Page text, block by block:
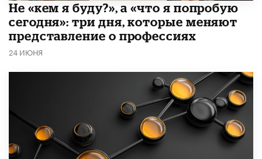
Не «кем я буду?», а «что я попробую
сегодня»: три дня, которые меняют
представление о профессиях
24 ИЮНЯ